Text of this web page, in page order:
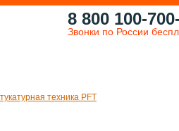
8 800 100-
Звонки по России